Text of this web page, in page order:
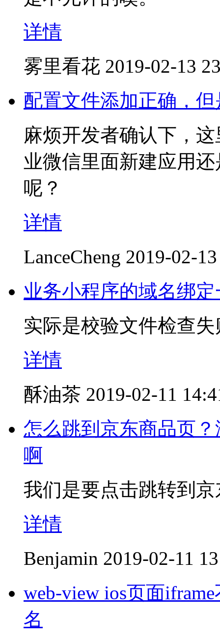
详情
雾里看花 2019-02-13
配置文件添加正确，
麻烦开发者确认下，
业微信里面新建应用
呢？
详情
LanceCheng 2019-02-
业务小程序的域名绑
实际是校验文件检查
详情
酥油茶 2019-02-11
怎么跳到京东商品页
啊
我们是要点击跳转到
详情
Benjamin 2019-02-11
web-view ios页面
名